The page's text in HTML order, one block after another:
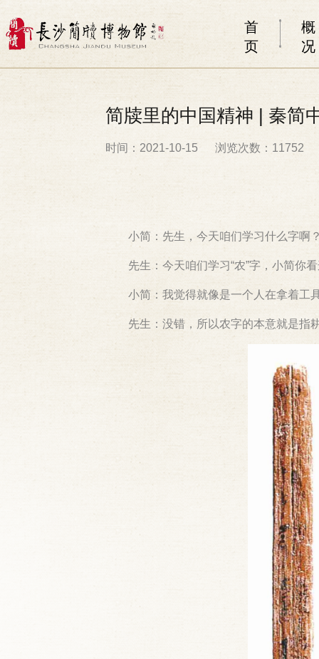
首
页
概
况
简牍里的中国精神 | 秦简
时间：2021-10-15 浏览次数：11752
小简：先生，今天咱们学习什么字啊
先生：今天咱们学习“农”字，小简你
小简：我觉得就像是一个人在拿着工
先生：没错，所以农字的本意就是指